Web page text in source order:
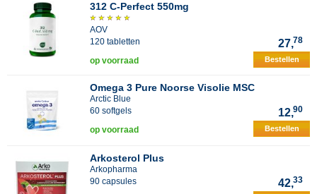
312 C-Perfect 550mg
AOV
120 tabletten
27,78
op voorraad Bestellen
Omega 3 Pure Noorse Visolie MSC
Arctic Blue
60 softgels
12,90
op voorraad Bestellen
Arkosterol Plus
Arkopharma
90 capsules
42,33